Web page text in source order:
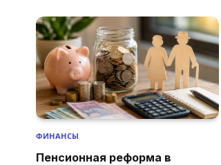
ФИНАНСЫ
Пенсионная реформа в